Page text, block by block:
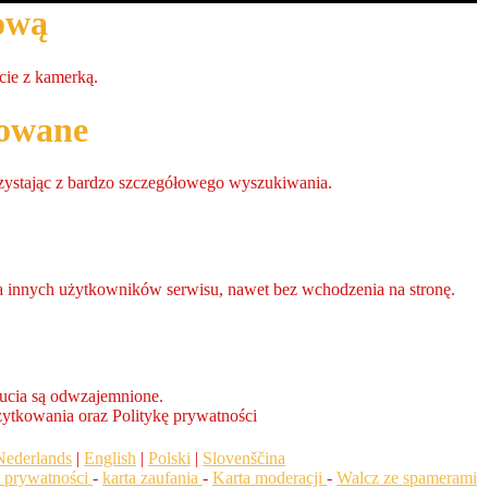
z kamerką.
z bardzo szczegółowego wyszukiwania.
użytkowników serwisu, nawet bez wchodzenia na stronę.
są odwzajemnione.
oraz Politykę prywatności
| English | Polski | Slovenščina
- karta zaufania - Karta moderacji - Walcz ze spamerami